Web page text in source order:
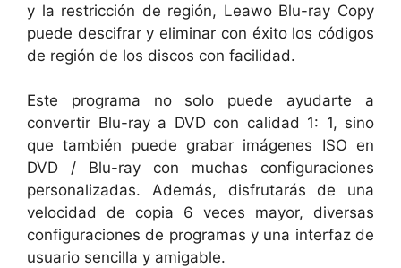
y la restricción de región, Leawo Blu-ray Copy
puede descifrar y eliminar con éxito los códigos
de región de los discos con facilidad.
Este programa no solo puede ayudarte a
convertir Blu-ray a DVD con calidad 1: 1, sino
que también puede grabar imágenes ISO en
DVD / Blu-ray con muchas configuraciones
personalizadas. Además, disfrutarás de una
velocidad de copia 6 veces mayor, diversas
configuraciones de programas y una interfaz de
usuario sencilla y amigable.